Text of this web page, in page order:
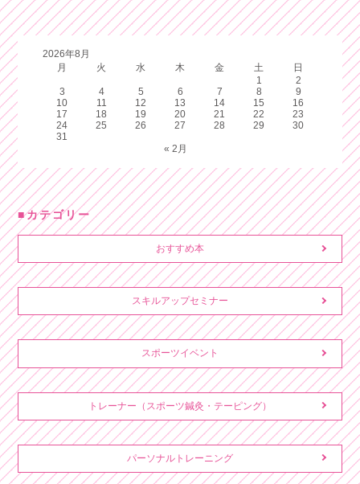
2026年8月
月
火 水 木 金 土
日
1
2
3
4 5 6 7 8
9
10
11 12 13 14 15
16
17
18 19 20 21 22
23
24
25 26 27 28 29
30
31
« 2月
カテゴリー
おすすめ本
スキルアップセミナー
スポーツイベント
トレーナー（スポーツ鍼灸・テーピング）
パーソナルトレーニング